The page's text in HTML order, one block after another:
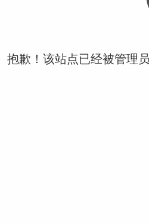
抱歉！该站点已经被管理